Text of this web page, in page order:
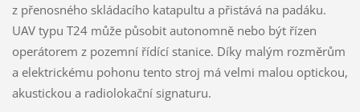
z přenosného skládacího katapultu a přistává na padáku.
UAV typu T24 může působit autonomně nebo být řízen
operátorem z pozemní řídící stanice. Díky malým rozměrům
a elektrickému pohonu tento stroj má velmi malou optickou,
akustickou a radiolokační signaturu.